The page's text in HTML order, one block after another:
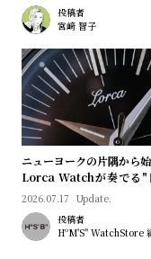
ス
よ
く
あ
る
質
問
お
問
い
合
わ
せ
投稿者
宮﨑 智子
ニューヨークの片隅から始
Lorca Watchが奏でる"
マン"｜Brand Picks #08
2026.07.17 Update.
投稿者
HºM'S" WatchStore